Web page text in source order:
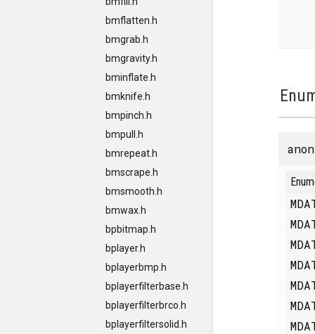
bmflatten.h
bmgrab.h
bmgravity.h
bminflate.h
bmknife.h
bmpinch.h
bmpull.h
bmrepeat.h
bmscrape.h
bmsmooth.h
bmwax.h
bpbitmap.h
bplayer.h
bplayerbmp.h
bplayerfilterbase.h
bplayerfilterbrco.h
bplayerfiltersolid.h